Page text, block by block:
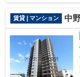
賃貸 | マンション 中